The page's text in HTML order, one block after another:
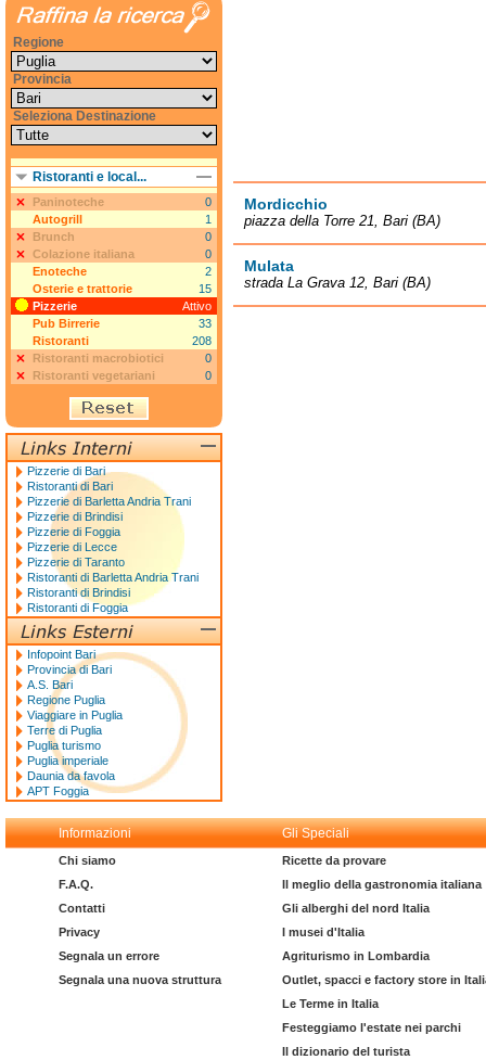
Mordicchio
piazza della Torre 21, Bari (BA)
Mulata
strada La Grava 12, Bari (BA)
Regione
Provincia
Seleziona Destinazione
Ristoranti e local...
Paninoteche
0
Autogrill
1
Brunch
0
Colazione italiana
0
Enoteche
2
Osterie e trattorie
15
Pizzerie
Attivo
Pub Birrerie
33
Ristoranti
208
Ristoranti macrobiotici
0
Ristoranti vegetariani
0
Pizzerie di Bari
Ristoranti di Bari
Pizzerie di Barletta Andria Trani
Pizzerie di Brindisi
Pizzerie di Foggia
Pizzerie di Lecce
Pizzerie di Taranto
Ristoranti di Barletta Andria Trani
Ristoranti di Brindisi
Ristoranti di Foggia
Infopoint Bari
Provincia di Bari
A.S. Bari
Regione Puglia
Viaggiare in Puglia
Terre di Puglia
Puglia turismo
Puglia imperiale
Daunia da favola
APT Foggia
Informazioni Gli Speciali
Chi siamo
F.A.Q.
Contatti
Privacy
Segnala un errore
Segnala una nuova struttura
Ricette da provare
Il meglio della gastronomia italiana
Gli alberghi del nord Italia
I musei d'Italia
Agriturismo in Lombardia
Outlet, spacci e factory store in
Le Terme in Italia
Festeggiamo l'estate nei parchi
Il dizionario del turista